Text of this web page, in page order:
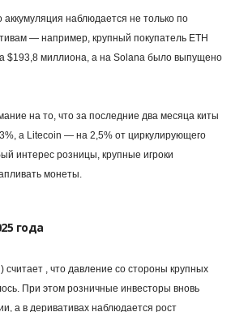
наблюдается не только по
— например, крупный покупатель ETH
$193,8 миллиона, а на Solana было выпущено
на то, что за последние два месяца киты
а Litecoin — на 2,5% от циркулирующего
интерес розницы, крупные игроки
монеты.
года
считает , что давление со стороны крупных
При этом розничные инвесторы вновь
а в деривативах наблюдается рост